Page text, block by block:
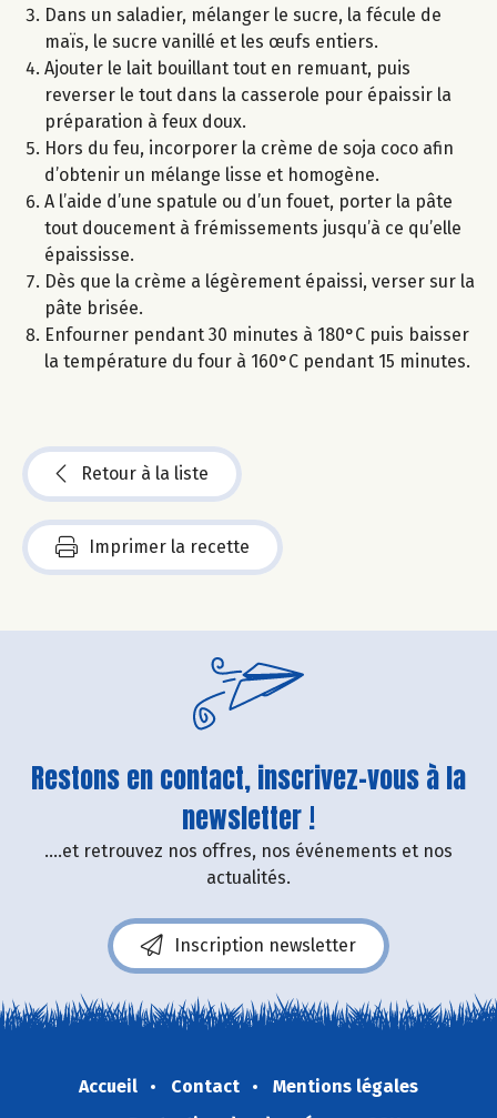
Dans un saladier, mélanger le sucre, la fécule de
maïs, le sucre vanillé et les œufs entiers.
Ajouter le lait bouillant tout en remuant, puis
reverser le tout dans la casserole pour épaissir la
préparation à feux doux.
Hors du feu, incorporer la crème de soja coco afin
d’obtenir un mélange lisse et homogène.
A l’aide d’une spatule ou d’un fouet, porter la pâte
tout doucement à frémissements jusqu’à ce qu’elle
épaississe.
Dès que la crème a légèrement épaissi, verser sur la
pâte brisée.
Enfourner pendant 30 minutes à 180°C puis baisser
la température du four à 160°C pendant 15 minutes.
Retour à la liste
Imprimer la recette
Restons en contact, inscrivez-vous à la
newsletter !
....et retrouvez nos offres, nos événements et nos
actualités.
Inscription newsletter
Accueil Contact
Mentions légales